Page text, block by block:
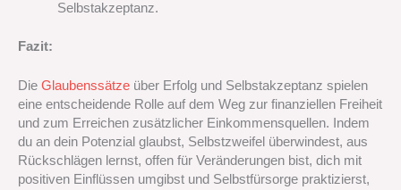
Selbstakzeptanz.
Fazit:
Die Glaubenssätze über Erfolg und Selbstakzeptanz spielen
eine entscheidende Rolle auf dem Weg zur finanziellen Freiheit
und zum Erreichen zusätzlicher Einkommensquellen. Indem
du an dein Potenzial glaubst, Selbstzweifel überwindest, aus
Rückschlägen lernst, offen für Veränderungen bist, dich mit
positiven Einflüssen umgibst und Selbstfürsorge praktizierst,